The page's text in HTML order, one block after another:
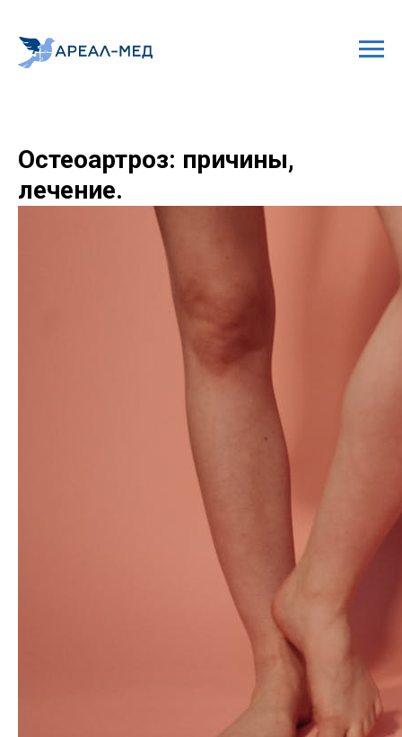
Остеоартроз: причины,
лечение.